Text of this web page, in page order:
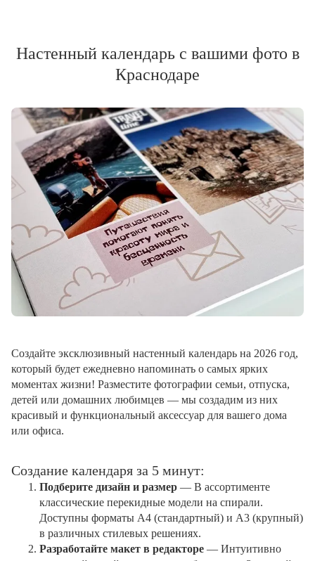
Настенный календарь с вашими фото в
Краснодаре
Создайте эксклюзивный настенный календарь на 2026 год,
который будет ежедневно напоминать о самых ярких
моментах жизни! Разместите фотографии семьи, отпуска,
детей или домашних любимцев — мы создадим из них
красивый и функциональный аксессуар для вашего дома
или офиса.
Создание календаря за 5 минут:
Подберите дизайн и размер — В ассортименте
классические перекидные модели на спирали.
Доступны форматы А4 (стандартный) и А3 (крупный)
в различных стилевых решениях.
Разработайте макет в редакторе — Интуитивно